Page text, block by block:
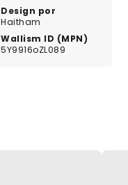
Design por
Haitham
Wallism ID (MPN)
5Y9916oZL089